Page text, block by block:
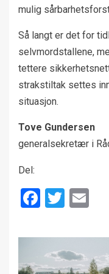
mulig
Så langt er det for
selvmordstallene,
tettere
strakstiltak settes
situasjon.
Tove Gundersen
generalsekretær i
Del:
Facebook